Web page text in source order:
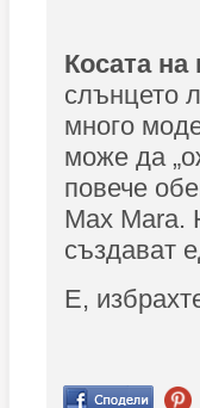
Косата на
слънцето
много
може да
повече
Max Mara.
създават
Е,